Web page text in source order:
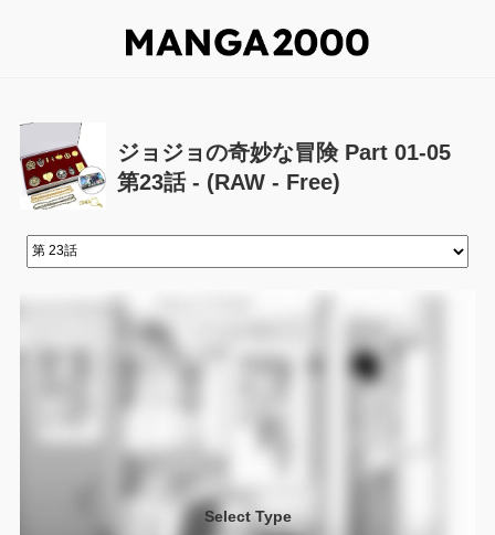
ジョジョの奇妙な冒険 Part 01-05
第23話 - (RAW - Free)
Select Type